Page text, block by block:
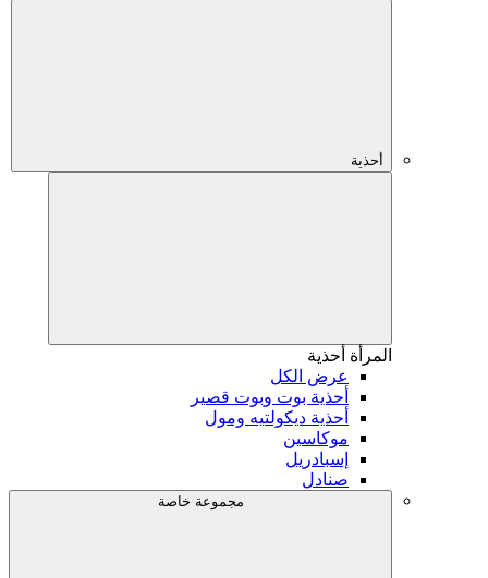
أحذية
المرأة أحذية
عرض الكل
أحذية بوت وبوت قصير
أحذية ديكولتيه ومول
موكاسين
إسبادريل
صنادل
مجموعة خاصة